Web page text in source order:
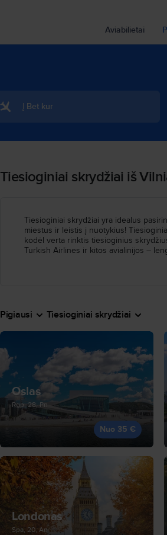
Aviabilietai
Į Bet kur
Tiesioginiai skrydžiai iš
Tiesioginiai skrydžiai yra idealus
miestus ir leistis į nuotykius!
kodėl verta rinktis tiesioginius
Turkish Airlines ir kitos avialinijos –
Pigiausi Tiesioginiai skrydžiai
Oslas
Rgp, 28, Pn
Nuo 35 €
Londonas
Spa, 20, An